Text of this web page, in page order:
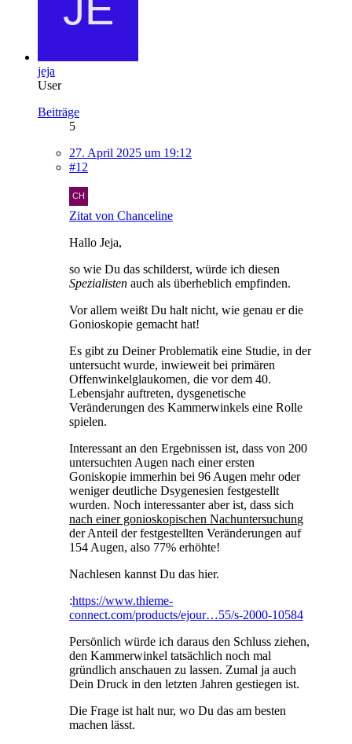
jeja
User
Beiträge
5
27. April 2025 um 19:12
#12
Zitat von Chanceline
Hallo Jeja,
so wie Du das schilderst, würde ich diesen
Spezialisten auch als überheblich empfinden.
Vor allem weißt Du halt nicht, wie genau er die
Gonioskopie gemacht hat!
Es gibt zu Deiner Problematik eine Studie, in der
untersucht wurde, inwieweit bei primären
Offenwinkelglaukomen, die vor dem 40.
Lebensjahr auftreten, dysgenetische
Veränderungen des Kammerwinkels eine Rolle
spielen.
Interessant an den Ergebnissen ist, dass von 200
untersuchten Augen nach einer ersten
Goniskopie immerhin bei 96 Augen mehr oder
weniger deutliche Dsygenesien festgestellt
wurden. Noch interessanter aber ist, dass sich
nach einer gonioskopischen Nachuntersuchung
der Anteil der festgestellten Veränderungen auf
154 Augen, also 77% erhöhte!
Nachlesen kannst Du das hier.
:https://www.thieme-
connect.com/products/ejour…55/s-2000-10584
Persönlich würde ich daraus den Schluss ziehen,
den Kammerwinkel tatsächlich noch mal
gründlich anschauen zu lassen. Zumal ja auch
Dein Druck in den letzten Jahren gestiegen ist.
Die Frage ist halt nur, wo Du das am besten
machen lässt.